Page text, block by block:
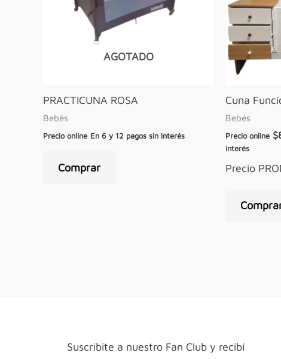
AGOTADO
PRACTICUNA ROSA
Bebés
Precio online En 6 y 12 pagos sin interés
Comprar
Cuna
Bebés
Precio online $
interés
Precio
Suscribite a nuestro Fan Club y recibí